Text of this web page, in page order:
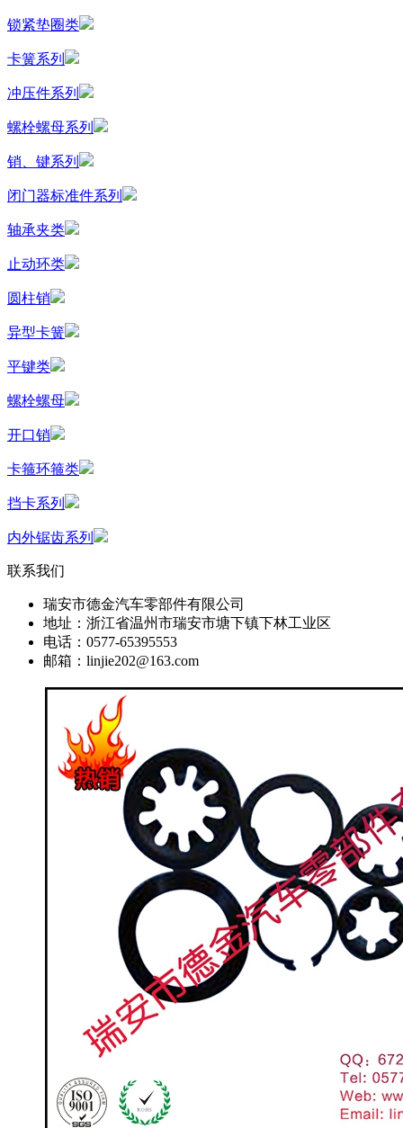
锁紧垫圈类
卡簧系列
冲压件系列
螺栓螺母系列
销、键系列
闭门器标准件系列
轴承夹类
止动环类
圆柱销
异型卡簧
平键类
螺栓螺母
开口销
卡箍环箍类
挡卡系列
内外锯齿系列
联系我们
瑞安市德金汽车零部件有限公司
地址：浙江省温州市瑞安市塘下镇下林工业区
电话：0577-65395553
邮箱：linjie202@163.com